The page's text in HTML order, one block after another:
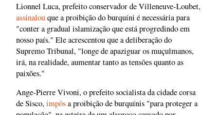
Lionnel Luca, prefeito conservador de Villeneuve-Loubet,
assinalouque a proibição do burquíni é necessária para
"conter a gradual islamização que está progredindo em
nosso país." Ele acrescentou que a deliberação do
Supremo Tribunal, "longe de apaziguar os muçulmanos,
irá, na realidade, aumentar tanto as tensões quanto as
paixões."
Ange-Pierre Vivoni, o prefeito socialista da cidade corsa
de Sisco,impôsa proibição de burquínis "para proteger a